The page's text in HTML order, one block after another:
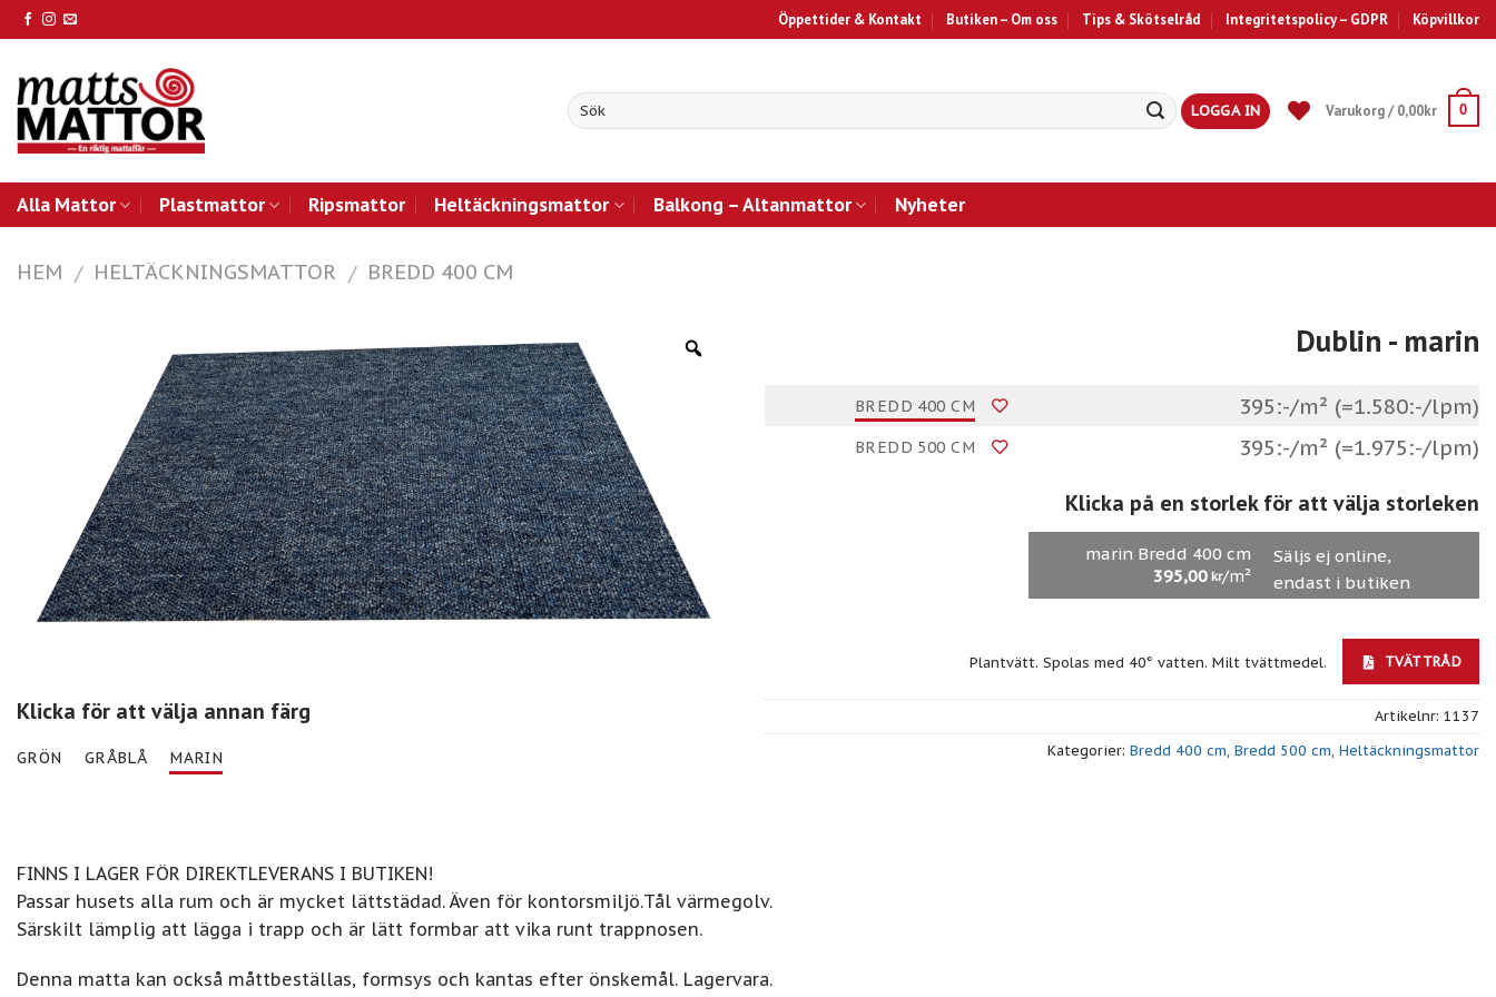
Skip
to
Öppettider & Kontakt Butiken – Om oss Tips & Skötselråd Integritetspolicy – GDPR Köpvillkor
LOGGA IN Varukorg /0,00kr 0
Alla Mattor Plastmattor Ripsmattor Heltäckningsmattor Balkong – Altanmattor Nyheter
HEM / HELTÄCKNINGSMATTOR / BREDD 400 CM
Klicka för att välja annan färg
GRÖN GRÅBLÅ MARIN
Dublin - marin
BREDD 400 CM 395:-/m² (=1.580:-/lpm)
BREDD 500 CM 395:-/m² (=1.975:-/lpm)
Klicka på en storlek för att välja storleken
marin Bredd 400 cm
395,00 kr/m²
Säljs ej online,
endast i butiken
Plantvätt. Spolas med 40° vatten. Milt tvättmedel. TVÄTTRÅD
Artikelnr: 1137
Kategorier: Bredd 400 cm, Bredd 500 cm, Heltäckningsmattor
FINNS I LAGER FÖR DIREKTLEVERANS I BUTIKEN!
Passar husets alla rum och är mycket lättstädad. Även för kontorsmiljö.Tål värmegolv.
Särskilt lämplig att lägga i trapp och är lätt formbar att vika runt trappnosen.
Denna matta kan också måttbeställas, formsys och kantas efter önskemål. Lagervara.